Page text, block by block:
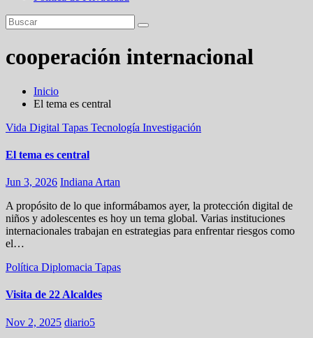
cooperación internacional
Inicio
El tema es central
Vida Digital Tapas Tecnología Investigación
El tema es central
Jun 3, 2026 Indiana Artan
A propósito de lo que informábamos ayer, la protección digital de
niños y adolescentes es hoy un tema global. Varias instituciones
internacionales trabajan en estrategias para enfrentar riesgos como
el…
Política Diplomacia Tapas
Visita de 22 Alcaldes
Nov 2, 2025 diario5